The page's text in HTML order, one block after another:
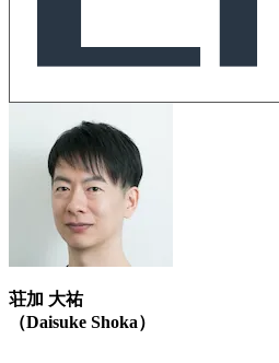
荘加 大祐
（Daisuke Shoka）